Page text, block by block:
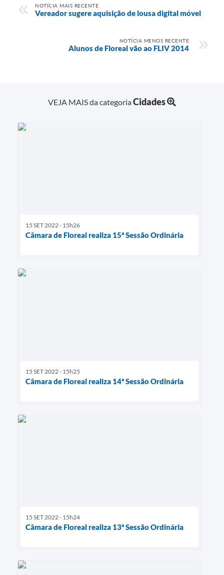
NOTÍCIA MAIS RECENTE
Vereador sugere aquisição de lousa digital móvel
NOTÍCIA MENOS RECENTE
Alunos de Floreal vão ao FLIV 2014
VEJA MAIS da categoriaCidades
15 SET 2022 - 15h26
Câmara de Floreal realiza 15ª Sessão Ordinária
15 SET 2022 - 15h25
Câmara de Floreal realiza 14ª Sessão Ordinária
15 SET 2022 - 15h24
Câmara de Floreal realiza 13ª Sessão Ordinária